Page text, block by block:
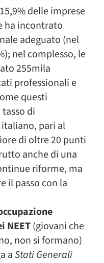
delle imprese
ha incontrato
adeguato (nel
nel complesso, le
255mila
professionali e
questi
di
pari al
di oltre 20 punti
anche di una
riforme, ma
il passo con la
NEET(giovani che
non si formano)
aStati Generali